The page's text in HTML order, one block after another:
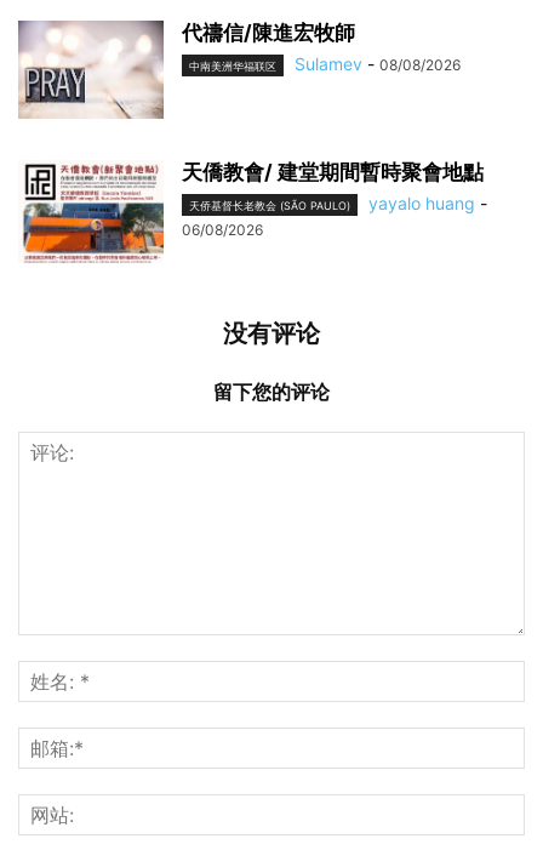
代禱信/陳進宏牧師
中南美洲华福联区 Sulamev - 08/08/2026
天僑教會/ 建堂期間暫時聚會地點
天侨基督长老教会 (SÃO PAULO) yayalo huang -
06/08/2026
没有评论
留下您的评论